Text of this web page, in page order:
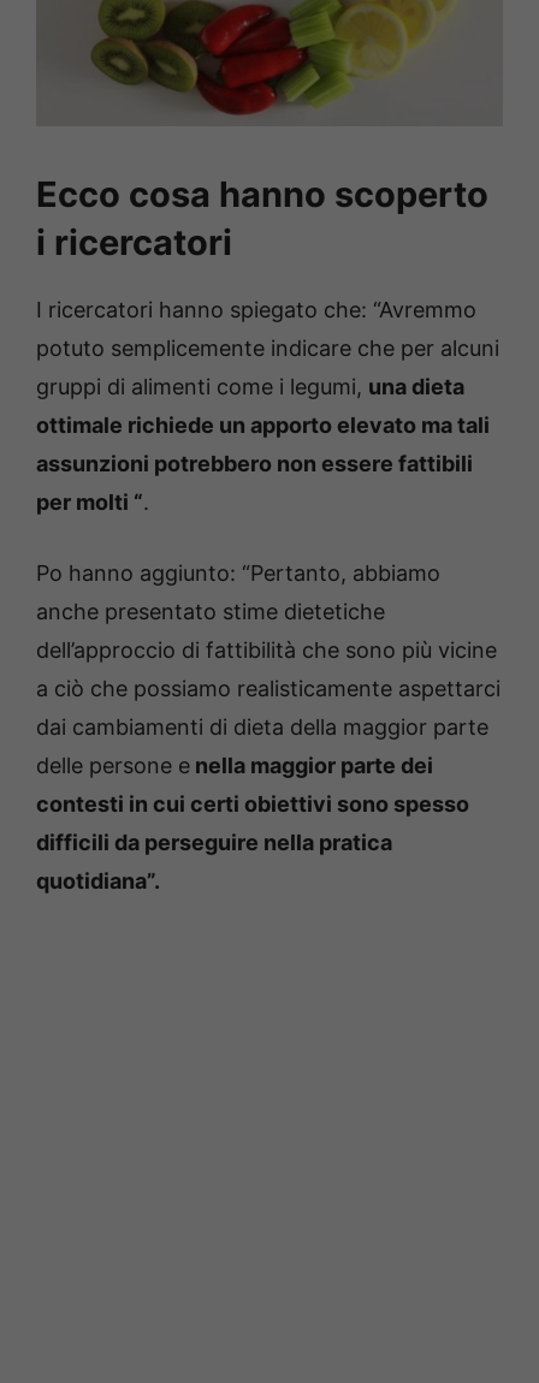
Ecco cosa hanno scoperto
i ricercatori
I ricercatori hanno spiegato che: “Avremmo
potuto semplicemente indicare che per alcuni
gruppi di alimenti come i legumi, una dieta
ottimale richiede un apporto elevato ma tali
assunzioni potrebbero non essere fattibili
per molti “.
Po hanno aggiunto: “Pertanto, abbiamo
anche presentato stime dietetiche
dell’approccio di fattibilità che sono più vicine
a ciò che possiamo realisticamente aspettarci
dai cambiamenti di dieta della maggior parte
delle persone e nella maggior parte dei
contesti in cui certi obiettivi sono spesso
difficili da perseguire nella pratica
quotidiana”.